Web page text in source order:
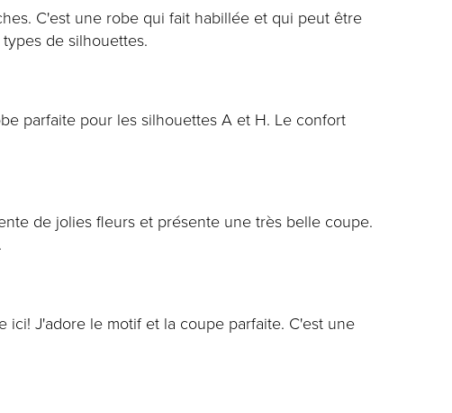
C'est une robe qui fait habillée et qui peut être
de silhouettes.
parfaite pour les silhouettes A et H. Le confort
de jolies fleurs et présente une très belle coupe.
J'adore le motif et la coupe parfaite. C'est une